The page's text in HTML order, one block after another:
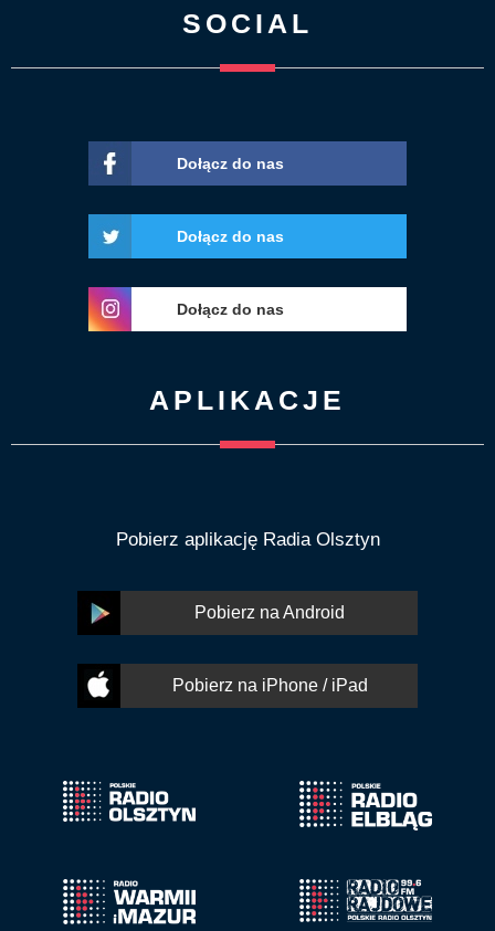
SOCIAL
Dołącz do nas
Dołącz do nas
Dołącz do nas
APLIKACJE
Pobierz aplikację Radia Olsztyn
Pobierz na Android
Pobierz na iPhone / iPad